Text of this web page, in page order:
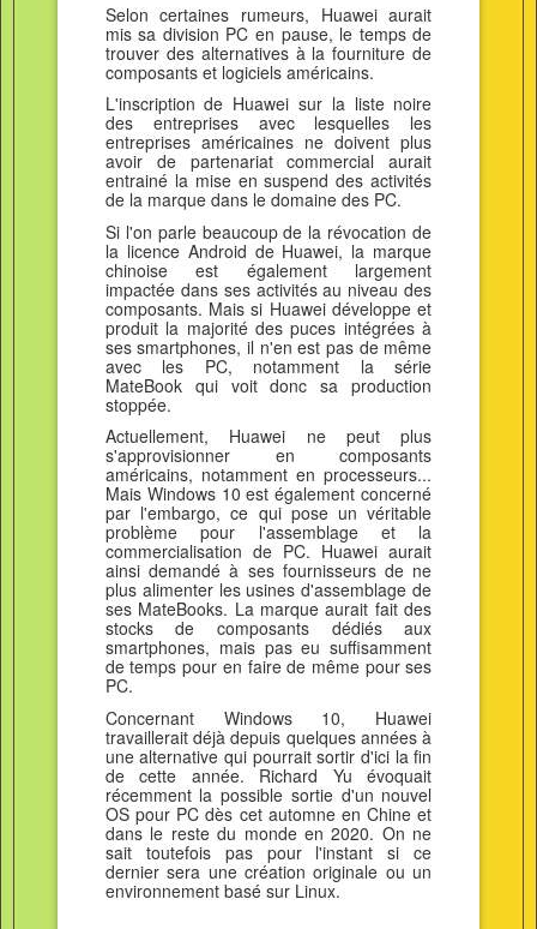
Selon certaines rumeurs, Huawei aurait
mis sa division PC en pause, le temps de
trouver des alternatives à la fourniture de
composants et logiciels américains.
L'inscription de Huawei sur la liste noire
des entreprises avec lesquelles les
entreprises américaines ne doivent plus
avoir de partenariat commercial aurait
entrainé la mise en suspend des activités
de la marque dans le domaine des PC.
Si l'on parle beaucoup de la révocation de
la licence Android de Huawei, la marque
chinoise est également largement
impactée dans ses activités au niveau des
composants. Mais si Huawei développe et
produit la majorité des puces intégrées à
ses smartphones, il n'en est pas de même
avec les PC, notamment la série
MateBook qui voit donc sa production
stoppée.
Actuellement, Huawei ne peut plus
s'approvisionner en composants
américains, notamment en processeurs...
Mais Windows 10 est également concerné
par l'embargo, ce qui pose un véritable
problème pour l'assemblage et la
commercialisation de PC. Huawei aurait
ainsi demandé à ses fournisseurs de ne
plus alimenter les usines d'assemblage de
ses MateBooks. La marque aurait fait des
stocks de composants dédiés aux
smartphones, mais pas eu suffisamment
de temps pour en faire de même pour ses
PC.
Concernant Windows 10, Huawei
travaillerait déjà depuis quelques années à
une alternative qui pourrait sortir d'ici la fin
de cette année. Richard Yu évoquait
récemment la possible sortie d'un nouvel
OS pour PC dès cet automne en Chine et
dans le reste du monde en 2020. On ne
sait toutefois pas pour l'instant si ce
dernier sera une création originale ou un
environnement basé sur Linux.